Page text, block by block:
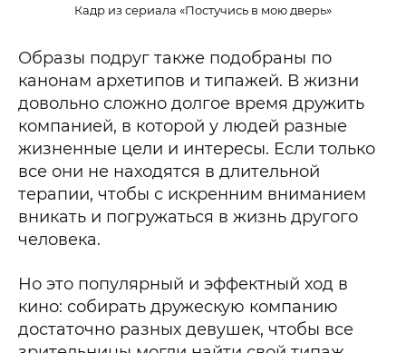
Кадр из сериала «Постучись в мою дверь»
Образы подруг также подобраны по
канонам архетипов и типажей. В жизни
довольно сложно долгое время дружить
компанией, в которой у людей разные
жизненные цели и интересы. Если только
все они не находятся в длительной
терапии, чтобы с искренним вниманием
вникать и погружаться в жизнь другого
человека.
Но это популярный и эффектный ход в
кино: собирать дружескую компанию
достаточно разных девушек, чтобы все